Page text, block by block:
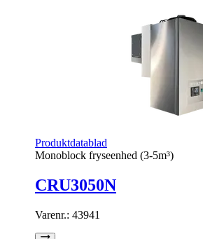
Produktdatablad
Monoblock fryseenhed (3-5m³)
CRU3050N
Varenr.: 43941